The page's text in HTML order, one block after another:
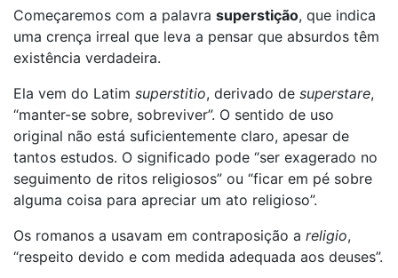
Começaremos com a palavra superstição, que indica
uma crença irreal que leva a pensar que absurdos têm
existência verdadeira.
Ela vem do Latim superstitio, derivado de superstare,
“manter-se sobre, sobreviver”. O sentido de uso
original não está suficientemente claro, apesar de
tantos estudos. O significado pode “ser exagerado no
seguimento de ritos religiosos” ou “ficar em pé sobre
alguma coisa para apreciar um ato religioso”.
Os romanos a usavam em contraposição a religio,
“respeito devido e com medida adequada aos deuses”.